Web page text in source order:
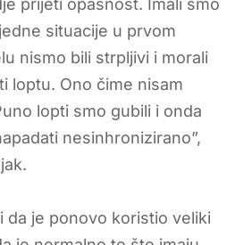
situacije u prvom
nismo bili strpljivi i morali
loptu. Ono čime nisam
lopti smo gubili i onda
nesinhronizirano”,
da je ponovo koristio veliki